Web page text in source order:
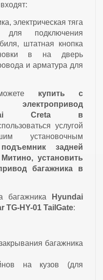
электрическая тяга
подключения
штатная кнопка
в на дверь
и арматура для
купить с
Creta в
услугой
установочным
задней
установить
багажника в
багажника
Hyundai
TG-HY-01 TailGate:
багажника
на кузов (для